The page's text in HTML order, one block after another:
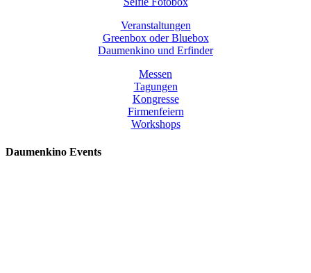
Veranstaltungen
Greenbox oder Bluebox
Daumenkino und Erfinder
Messen
Tagungen
Kongresse
Firmenfeiern
Workshops
Daumenkino Events